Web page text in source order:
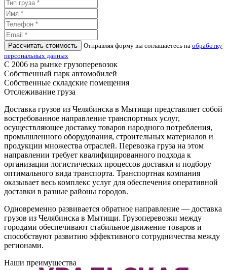
Рассчитать стоимость Отправляя форму вы соглашаетесь на обработку
персональных данных
С 2006 на рынке грузоперевозок
Собственный парк автомобилей
Собственные складские помещения
Отслеживание груза
Доставка грузов из Челябинска в Мытищи представляет собой
востребованное направление транспортных услуг,
осуществляющее доставку товаров народного потребления,
промышленного оборудования, строительных материалов и
продукции множества отраслей. Перевозка груза на этом
направлении требует квалифицированного подхода к
организации логистических процессов доставки и подбору
оптимального вида транспорта. Транспортная компания
оказывает весь комплекс услуг для обеспечения оперативной
доставки в разные районы городов.
Одновременно развивается обратное направление — доставка
грузов из Челябинска в Мытищи. Грузоперевозки между
городами обеспечивают стабильное движение товаров и
способствуют развитию эффективного сотрудничества между
регионами.
Наши преимущества